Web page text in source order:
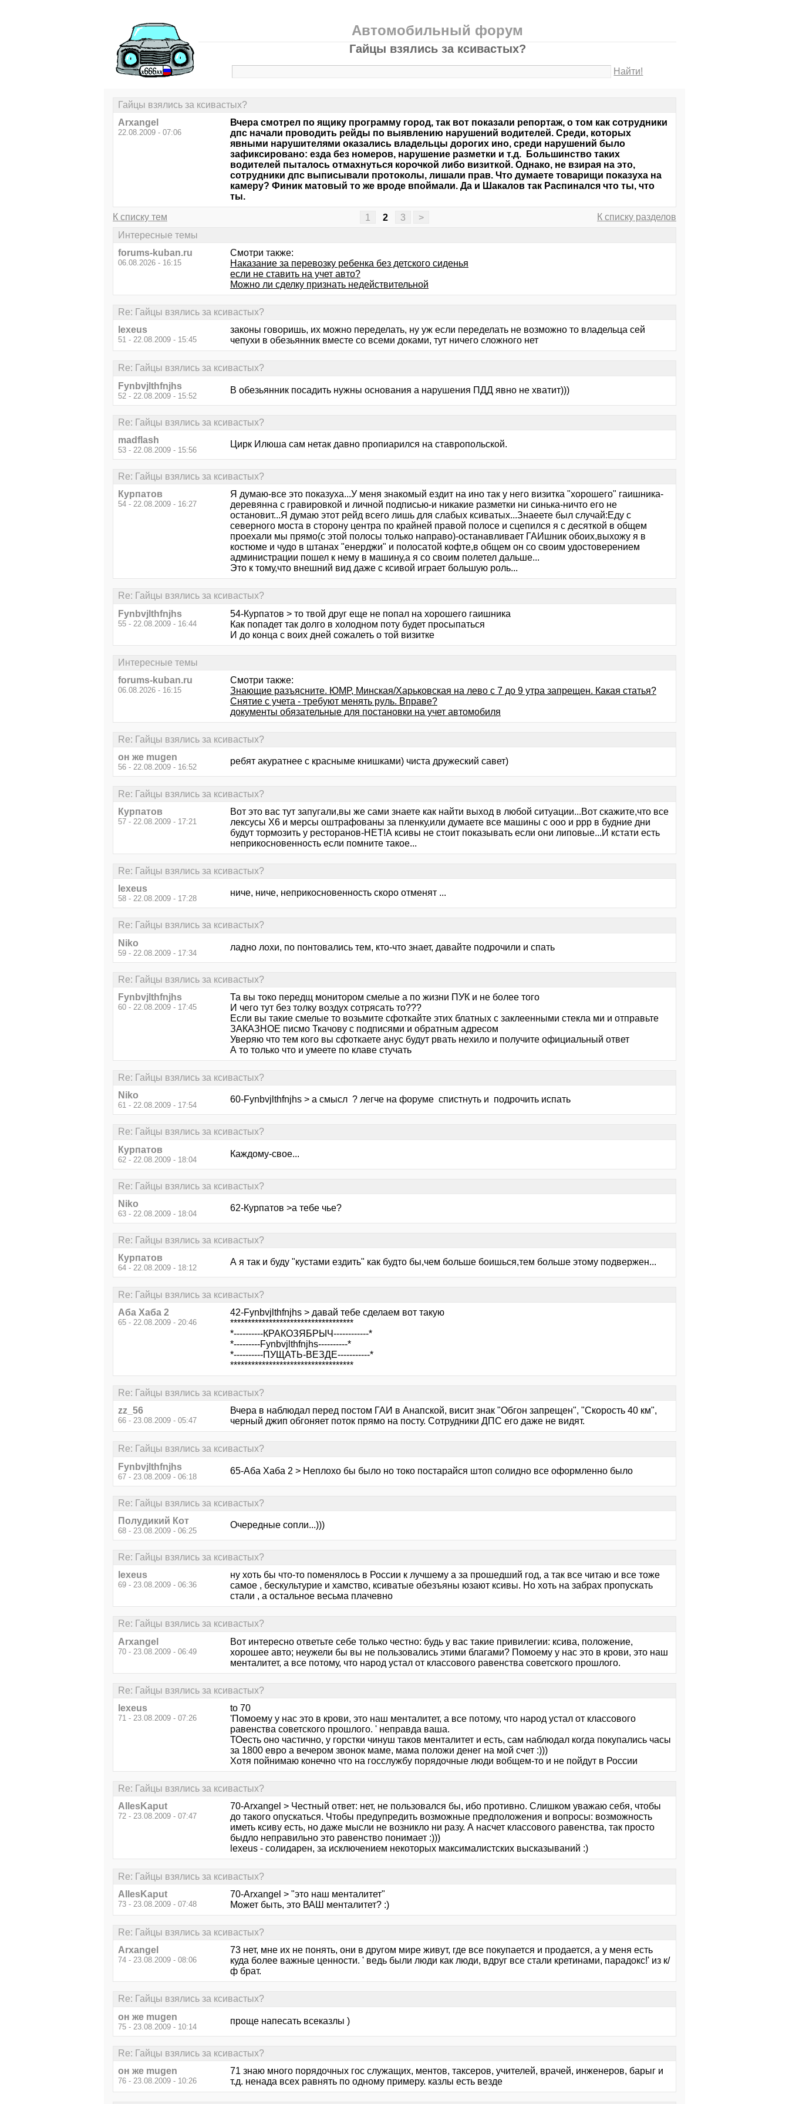
Автомобильный форум
Гайцы взялись за ксивастых?
Найти!
Гайцы взялись за ксивастых?
Arxangel
22.08.2009 - 07:06
Вчера смотрел по ящику программу город, так вот показали репортаж, о том как сотрудники
дпс начали проводить рейды по выявлению нарушений водителей. Среди, которых
явными нарушителями оказались владельцы дорогих ино, среди нарушений было
зафиксировано: езда без номеров, нарушение разметки и т.д. Большинство таких
водителей пыталось отмахнуться корочкой либо визиткой. Однако, не взирая на это,
сотрудники дпс выписывали протоколы, лишали прав. Что думаете товарищи показуха на
камеру? Финик матовый то же вроде впоймали. Да и Шакалов так Распинался что ты, что
ты.
К списку тем 1 2 3 >
К списку разделов
Интересные темы
forums-kuban.ru
06.08.2026 - 16:15
Смотри также:
Наказание за перевозку ребенка без детского сиденья
если не ставить на учет авто?
Можно ли сделку признать недействительной
Re: Гайцы взялись за ксивастых?
lexeus
51 - 22.08.2009 - 15:45
законы говоришь, их можно переделать, ну уж если переделать не возможно то владельца сей
чепухи в обезьянник вместе со всеми доками, тут ничего сложного нет
Re: Гайцы взялись за ксивастых?
Fynbvjlthfnjhs
52 - 22.08.2009 - 15:52
В обезьянник посадить нужны основания а нарушения ПДД явно не хватит)))
Re: Гайцы взялись за ксивастых?
madflash
53 - 22.08.2009 - 15:56
Цирк Илюша сам нетак давно пропиарился на ставропольской.
Re: Гайцы взялись за ксивастых?
Курпатов
54 - 22.08.2009 - 16:27
Я думаю-все это показуха...У меня знакомый ездит на ино так у него визитка "хорошего" гаишника-
деревянна с гравировкой и личной подписью-и никакие разметки ни синька-ничто его не
остановит...Я думаю этот рейд всего лишь для слабых ксиватых...Знаеете был случай:Еду с
северного моста в сторону центра по крайней правой полосе и сцепился я с десяткой в общем
проехали мы прямо(с этой полосы только направо)-останавливает ГАИшник обоих,выхожу я в
костюме и чудо в штанах "енерджи" и полосатой кофте,в общем он со своим удостоверением
администрации пошел к нему в машину,а я со своим полетел дальше...
Это к тому,что внешний вид даже с ксивой играет большую роль...
Re: Гайцы взялись за ксивастых?
Fynbvjlthfnjhs
55 - 22.08.2009 - 16:44
54-Курпатов > то твой друг еще не попал на хорошего гаишника
Как попадет так долго в холодном поту будет просыпаться
И до конца с воих дней сожалеть о той визитке
Интересные темы
forums-kuban.ru
06.08.2026 - 16:15
Смотри также:
Знающие разъясните. ЮМР, Минская/Харьковская на лево с 7 до 9 утра запрещен. Какая статья?
Снятие с учета - требуют менять руль. Вправе?
документы обязательные для постановки на учет автомобиля
Re: Гайцы взялись за ксивастых?
он же mugen
56 - 22.08.2009 - 16:52
ребят акуратнее с красныме книшками) чиста дружеский савет)
Re: Гайцы взялись за ксивастых?
Курпатов
57 - 22.08.2009 - 17:21
Вот это вас тут запугали,вы же сами знаете как найти выход в любой ситуации...Вот скажите,что все
лексусы Х6 и мерсы оштрафованы за пленку,или думаете все машины с ооо и ррр в будние дни
будут тормозить у ресторанов-НЕТ!А ксивы не стоит показывать если они липовые...И кстати есть
неприкосновенность если помните такое...
Re: Гайцы взялись за ксивастых?
lexeus
58 - 22.08.2009 - 17:28
ниче, ниче, неприкосновенность скоро отменят ...
Re: Гайцы взялись за ксивастых?
Niko
59 - 22.08.2009 - 17:34
ладно лохи, по понтовались тем, кто-что знает, давайте подрочили и спать
Re: Гайцы взялись за ксивастых?
Fynbvjlthfnjhs
60 - 22.08.2009 - 17:45
Та вы токо передщ монитором смелые а по жизни ПУК и не более того
И чего тут без толку воздух сотрясать то???
Если вы такие смелые то возьмите сфоткайте этих блатных с заклеенными стекла ми и отправьте
ЗАКАЗНОЕ писмо Ткачову с подписями и обратным адресом
Уверяю что тем кого вы сфоткаете анус будут рвать нехило и получите официальный ответ
А то только что и умеете по клаве стучать
Re: Гайцы взялись за ксивастых?
Niko
61 - 22.08.2009 - 17:54
60-Fynbvjlthfnjhs > а смысл ? легче на форуме спистнуть и подрочить испать
Re: Гайцы взялись за ксивастых?
Курпатов
62 - 22.08.2009 - 18:04
Каждому-свое...
Re: Гайцы взялись за ксивастых?
Niko
63 - 22.08.2009 - 18:04
62-Курпатов >а тебе чье?
Re: Гайцы взялись за ксивастых?
Курпатов
64 - 22.08.2009 - 18:12
А я так и буду "кустами ездить" как будто бы,чем больше боишься,тем больше этому подвержен...
Re: Гайцы взялись за ксивастых?
Аба Хаба 2
65 - 22.08.2009 - 20:46
42-Fynbvjlthfnjhs > давай тебе сделаем вот такую
***********************************
*----------КРАКОЗЯБРЫЧ------------*
*---------Fynbvjlthfnjhs----------*
*----------ПУЩАТЬ-ВЕЗДЕ-----------*
***********************************
Re: Гайцы взялись за ксивастых?
zz_56
66 - 23.08.2009 - 05:47
Вчера в наблюдал перед постом ГАИ в Анапской, висит знак "Обгон запрещен", "Скорость 40 км",
черный джип обгоняет поток прямо на посту. Сотрудники ДПС его даже не видят.
Re: Гайцы взялись за ксивастых?
Fynbvjlthfnjhs
67 - 23.08.2009 - 06:18
65-Аба Хаба 2 > Неплохо бы было но токо постарайся штоп солидно все оформленно было
Re: Гайцы взялись за ксивастых?
Полудикий Кот
68 - 23.08.2009 - 06:25
Очередные сопли...)))
Re: Гайцы взялись за ксивастых?
lexeus
69 - 23.08.2009 - 06:36
ну хоть бы что-то поменялось в России к лучшему а за прошедший год, а так все читаю и все тоже
самое , бескультурие и хамство, ксиватые обезъяны юзают ксивы. Но хоть на забрах пропускать
стали , а остальное весьма плачевно
Re: Гайцы взялись за ксивастых?
Arxangel
70 - 23.08.2009 - 06:49
Вот интересно ответьте себе только честно: будь у вас такие привилегии: ксива, положение,
хорошее авто; неужели бы вы не пользовались этими благами? Помоему у нас это в крови, это наш
менталитет, а все потому, что народ устал от классового равенства советского прошлого.
Re: Гайцы взялись за ксивастых?
lexeus
71 - 23.08.2009 - 07:26
to 70
'Помоему у нас это в крови, это наш менталитет, а все потому, что народ устал от классового
равенства советского прошлого. ' неправда ваша.
ТОесть оно частично, у горстки чинуш таков менталитет и есть, сам наблюдал когда покупались часы
за 1800 евро а вечером звонок маме, мама положи денег на мой счет :)))
Хотя пойнимаю конечно что на госслужбу порядочные люди вобщем-то и не пойдут в России
Re: Гайцы взялись за ксивастых?
AllesKaput
72 - 23.08.2009 - 07:47
70-Arxangel > Честный ответ: нет, не пользовался бы, ибо противно. Слишком уважаю себя, чтобы
до такого опускаться. Чтобы предупредить возможные предположения и вопросы: возможность
иметь ксиву есть, но даже мысли не возникло ни разу. А насчет классового равенства, так просто
быдло неправильно это равенство понимает :)))
lexeus - солидарен, за исключением некоторых максималистских высказываний :)
Re: Гайцы взялись за ксивастых?
AllesKaput
73 - 23.08.2009 - 07:48
70-Arxangel > "это наш менталитет"
Может быть, это ВАШ менталитет? :)
Re: Гайцы взялись за ксивастых?
Arxangel
74 - 23.08.2009 - 08:06
73 нет, мне их не понять, они в другом мире живут, где все покупается и продается, а у меня есть
куда более важные ценности. ' ведь были люди как люди, вдруг все стали кретинами, парадокс!' из к/
ф брат.
Re: Гайцы взялись за ксивастых?
он же mugen
75 - 23.08.2009 - 10:14
проще напесать всеказлы )
Re: Гайцы взялись за ксивастых?
он же mugen
76 - 23.08.2009 - 10:26
71 знаю много порядочных гос служащих, ментов, таксеров, учителей, врачей, инженеров, барыг и
т.д. ненада всех равнять по одному примеру. казлы есть везде